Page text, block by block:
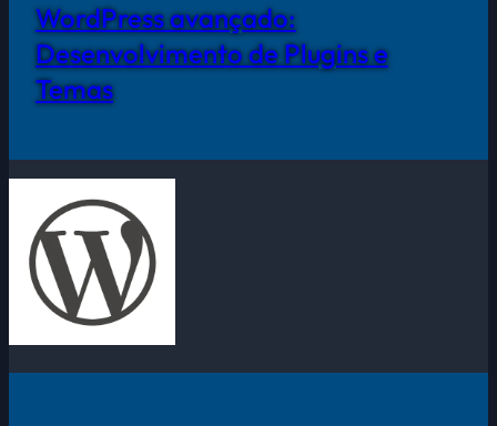
WordPress avançado:
Desenvolvimento de Plugins e
Temas